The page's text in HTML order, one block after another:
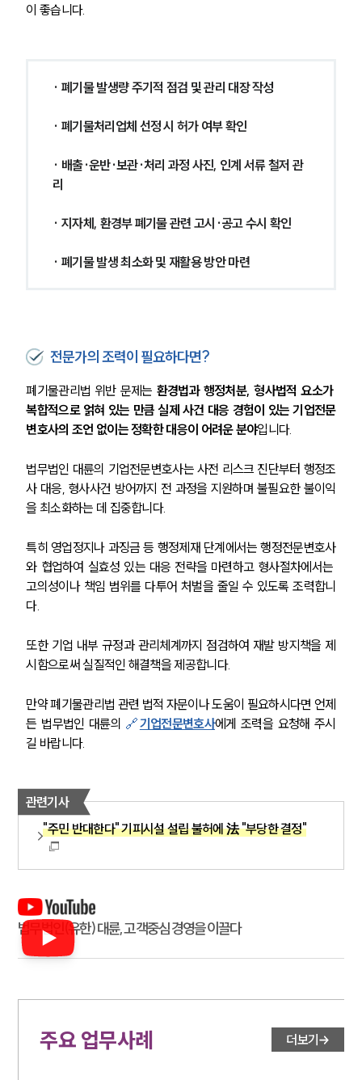
이 좋습니다.
· 폐기물 발생량 주기적 점검 및 관리 대장 작성
· 폐기물처리업체 선정 시 허가 여부 확인
· 배출·운반·보관·처리 과정 사진, 인계 서류 철저 관
리
· 지자체, 환경부 폐기물 관련 고시·공고 수시 확인
· 폐기물 발생 최소화 및 재활용 방안 마련
전문가의 조력이 필요하다면?
폐기물관리법 위반 문제는 환경법과 행정처분, 형사법적 요소가
복합적으로 얽혀 있는 만큼 실제 사건 대응 경험이 있는 기업전문
변호사의 조언 없이는 정확한 대응이 어려운 분야입니다.
법무법인 대륜의 기업전문변호사는 사전 리스크 진단부터 행정조
사 대응, 형사사건 방어까지 전 과정을 지원하며 불필요한 불이익
을 최소화하는 데 집중합니다.
특히 영업정지나 과징금 등 행정제재 단계에서는 행정전문변호사
와 협업하여 실효성 있는 대응 전략을 마련하고 형사절차에서는
고의성이나 책임 범위를 다투어 처벌을 줄일 수 있도록 조력합니
다.
또한 기업 내부 규정과 관리체계까지 점검하여 재발 방지책을 제
시함으로써 실질적인 해결책을 제공합니다.
만약 폐기물관리법 관련 법적 자문이나 도움이 필요하시다면 언제
든 법무법인 대륜의 🔗기업전문변호사에게 조력을 요청해 주시
길 바랍니다.
관련기사
"주민 반대한다" 기피시설 설립 불허에 法 "부당한 결정"
법무법인(유한) 대륜, 고객중심 경영을 이끌다
주요 업무사례 더보기